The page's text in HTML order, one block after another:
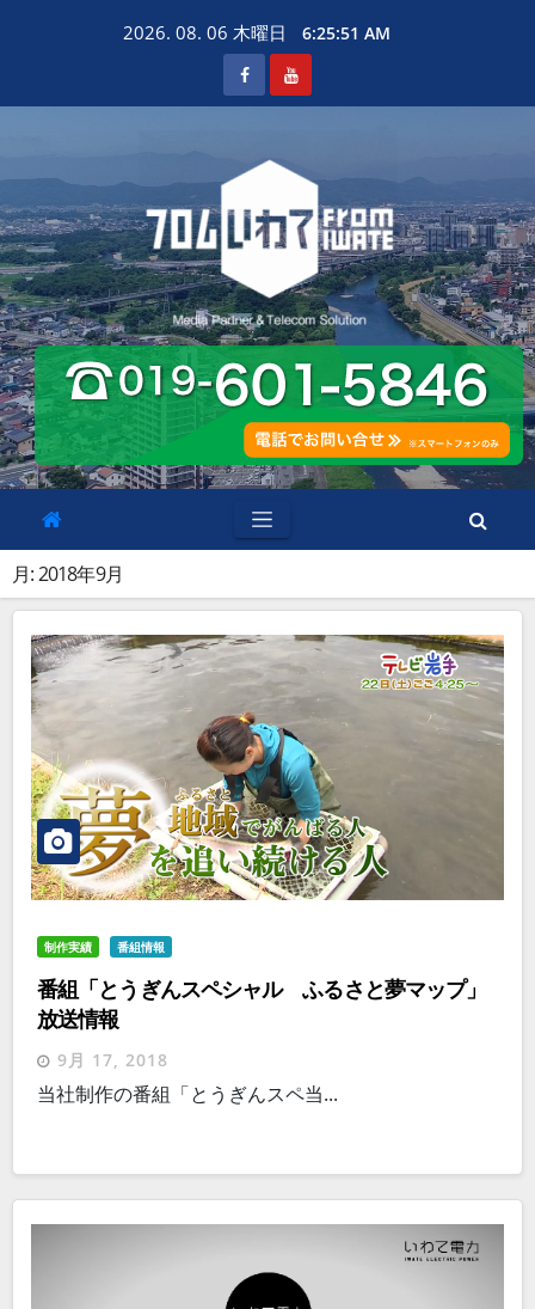
2026. 08. 06 木曜日 6:25:52 AM
月:2018年9月
制作実績 番組情報
番組「とうぎんスペシャル ふるさと夢マップ」
放送情報
9月 17, 2018
当社制作の番組「とうぎんスペ当...